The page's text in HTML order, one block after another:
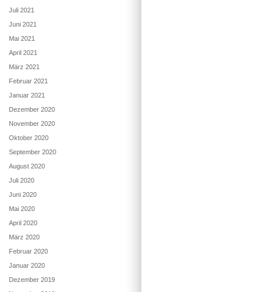
Juli 2021
Juni 2021
Mai 2021
April 2021
März 2021
Februar 2021
Januar 2021
Dezember 2020
November 2020
Oktober 2020
September 2020
August 2020
Juli 2020
Juni 2020
Mai 2020
April 2020
März 2020
Februar 2020
Januar 2020
Dezember 2019